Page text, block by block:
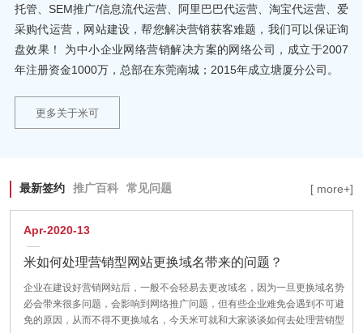
托管、SEM推广/信息流代运营、阿里巴巴代运营、淘宝代运营、爱
采购代运营，网站建设，帮您解决营销获客难题，我们可以保证询
盘效果！ 为中小企业网络营销解决方案的网络公司，成立于2007
年注册资金1000万，总部在东莞南城；2015年成立塘厦分公司。
更多关于米可
最新签约 推广百科 常见问题 [ more+]
Apr-2020-13
米如何处理营销型网站更换域名带来的问题？
企业在建设好营销网站后，一般不会轻易去更改域名，因为一旦更换域名势
必会带来很多问题，会影响到网络推广问题，但有些企业难免会遇到不可避
免的原因，从而不得不更换域名，今天米可就和大家谈谈如何去处理营销型